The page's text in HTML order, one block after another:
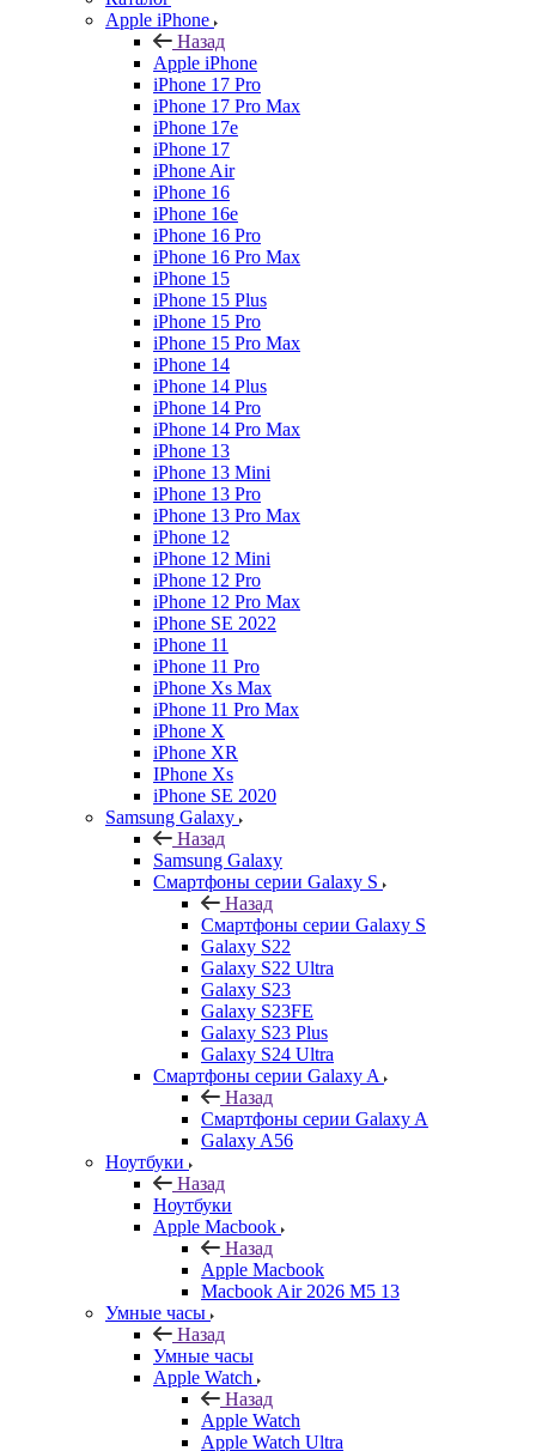
Apple iPhone
Назад
Apple iPhone
iPhone 17 Pro
iPhone 17 Pro Max
iPhone 17e
iPhone 17
iPhone Air
iPhone 16
iPhone 16e
iPhone 16 Pro
iPhone 16 Pro Max
iPhone 15
iPhone 15 Plus
iPhone 15 Pro
iPhone 15 Pro Max
iPhone 14
iPhone 14 Plus
iPhone 14 Pro
iPhone 14 Pro Max
iPhone 13
iPhone 13 Mini
iPhone 13 Pro
iPhone 13 Pro Max
iPhone 12
iPhone 12 Mini
iPhone 12 Pro
iPhone 12 Pro Max
iPhone SE 2022
iPhone 11
iPhone 11 Pro
iPhone Xs Max
iPhone 11 Pro Max
iPhone X
iPhone XR
IPhone Xs
iPhone SE 2020
Samsung Galaxy
Назад
Samsung Galaxy
Смартфоны серии Galaxy S
Назад
Смартфоны серии Galaxy S
Galaxy S22
Galaxy S22 Ultra
Galaxy S23
Galaxy S23FE
Galaxy S23 Plus
Galaxy S24 Ultra
Смартфоны серии Galaxy A
Назад
Смартфоны серии Galaxy A
Galaxy A56
Ноутбуки
Назад
Ноутбуки
Apple Macbook
Назад
Apple Macbook
Macbook Air 2026 M5 13
Умные часы
Назад
Умные часы
Apple Watch
Назад
Apple Watch
Apple Watch Ultra